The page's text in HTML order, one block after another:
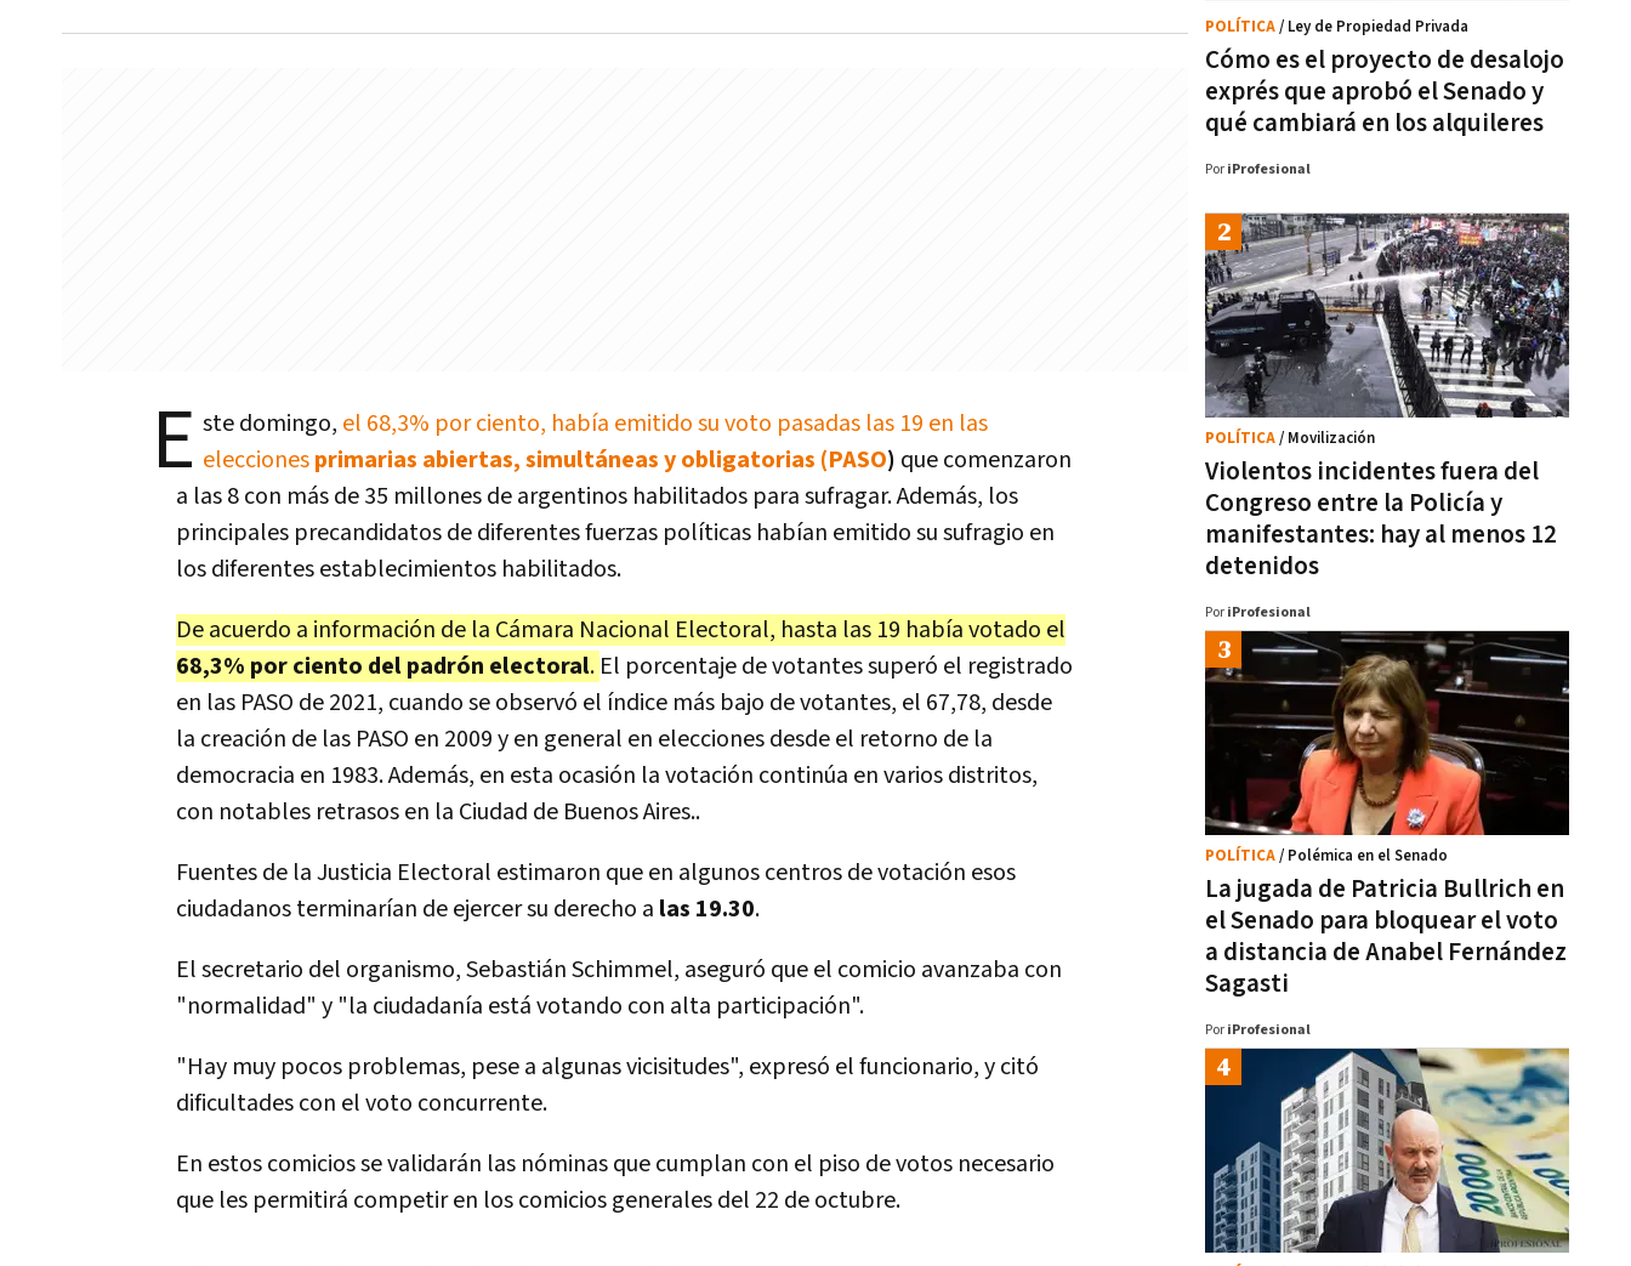
E ste domingo, el 68,3% por ciento, había emitido su voto pasadas las 19 en las
eleccionesprimarias abiertas, simultáneas y obligatorias (PASO) que comenzaron
a las 8 con más de 35 millones de argentinos habilitados para sufragar. Además, los
principales precandidatos de diferentes fuerzas políticas habían emitido su sufragio en
los diferentes establecimientos habilitados.
De acuerdo a información de la Cámara Nacional Electoral, hasta las 19 había votado el
68,3% por ciento del padrón electoral. El porcentaje de votantes superó el registrado
en las PASO de 2021, cuando se observó el índice más bajo de votantes, el 67,78, desde
la creación de las PASO en 2009 y en general en elecciones desde el retorno de la
democracia en 1983. Además, en esta ocasión la votación continúa en varios distritos,
con notables retrasos en la Ciudad de Buenos Aires..
Fuentes de la Justicia Electoral estimaron que en algunos centros de votación esos
ciudadanos terminarían de ejercer su derecho a las 19.30.
El secretario del organismo, Sebastián Schimmel, aseguró que el comicio avanzaba con
"normalidad" y "la ciudadanía está votando con alta participación".
"Hay muy pocos problemas, pese a algunas vicisitudes", expresó el funcionario, y citó
dificultades con el voto concurrente.
En estos comicios se validarán las nóminas que cumplan con el piso de votos necesario
que les permitirá competir en los comicios generales del 22 de octubre.
Cómo es el proyecto de desalojo
exprés que aprobó el Senado y
qué cambiará en los alquileres
POLÍTICA/ Ley de Propiedad Privada
Por iProfesional
Violentos incidentes fuera del
Congreso entre la Policía y
manifestantes: hay al menos 12
detenidos
POLÍTICA/ Movilización
Por iProfesional
La jugada de Patricia Bullrich en
el Senado para bloquear el voto
a distancia de Anabel Fernández
Sagasti
POLÍTICA/ Polémica en el Senado
Por iProfesional